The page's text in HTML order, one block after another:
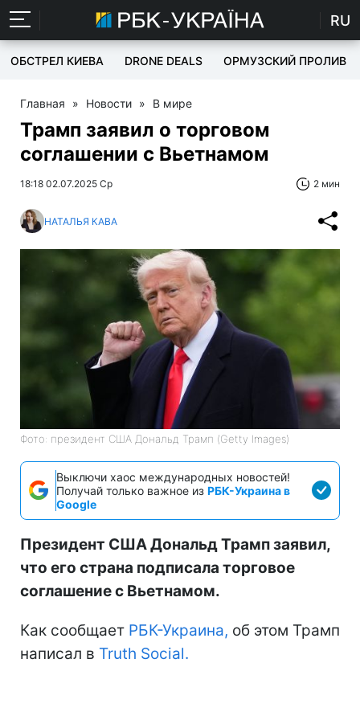
RU
ОБСТРЕЛ КИЕВА DRONE DEALS ОРМУЗСКИЙ ПРОЛИВ
Главная » Новости » В мире
Трамп заявил о торговом
соглашении с Вьетнамом
18:18 02.07.2025 Ср 2 мин
НАТАЛЬЯ КАВА
Фото: президент США Дональд Трамп (Getty Images)
Выключи хаос международных новостей!
Получай только важное из РБК-Украина в
Google
Президент США Дональд Трамп заявил,
что его страна подписала торговое
соглашение с Вьетнамом.
Как сообщает РБК-Украина, об этом Трамп
написал в Truth Social.